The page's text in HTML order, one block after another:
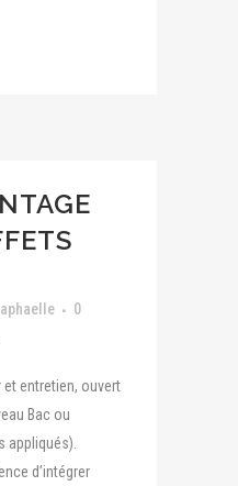
0
entretien, ouvert
Bac ou
appliqués).
d’intégrer